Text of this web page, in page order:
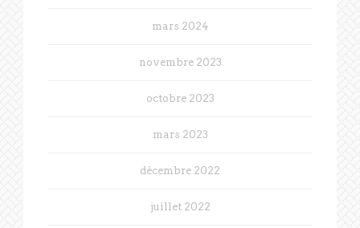
mars 2024
novembre 2023
octobre 2023
mars 2023
décembre 2022
juillet 2022